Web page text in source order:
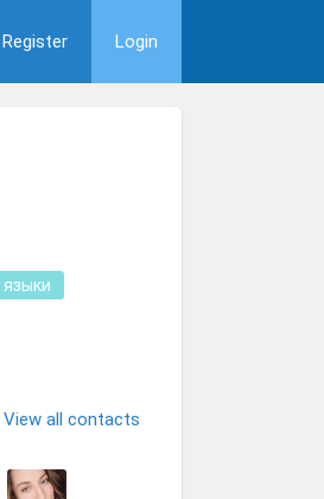
Register Login
View all contacts